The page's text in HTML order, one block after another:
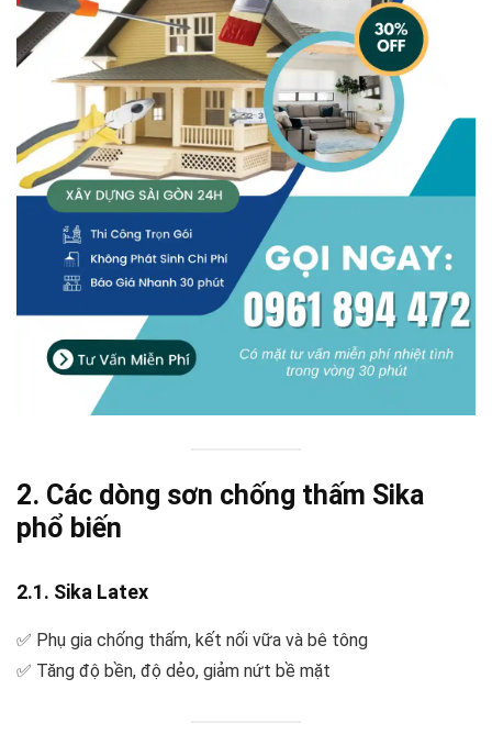
2. Các dòng sơn chống thấm Sika
phổ biến
2.1. Sika Latex
✅ Phụ gia chống thấm, kết nối vữa và bê tông
✅ Tăng độ bền, độ dẻo, giảm nứt bề mặt